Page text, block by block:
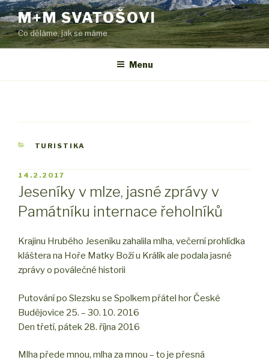
Přejít
k
obsahu
webu
M+M SVATOŠOVI
Co děláme, jak se máme
Menu
RUBRIKY
TURISTIKA
PUBLIKOVÁNO
14.2.2017
Jeseníky v mlze, jasné zprávy v
Památníku internace řeholníků
Krajinu Hrubého Jeseníku zahalila mlha, večerní prohlídka
kláštera na Hoře Matky Boží u Králík ale podala jasné
zprávy o poválečné historii
Putování po Slezsku se Spolkem přátel hor České
Budějovice 25. – 30. 10. 2016
Den třetí, pátek 28. října 2016
Mlha přede mnou, mlha za mnou – to je přesná